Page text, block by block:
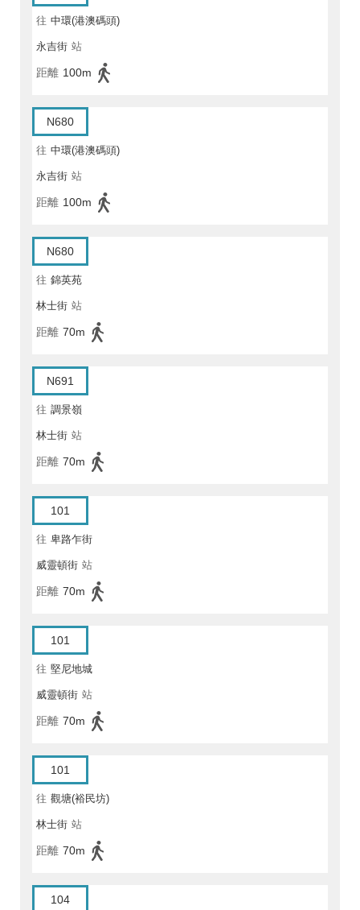
往 中環(港澳碼頭)
永吉街 站
距離 100m
N680
往 中環(港澳碼頭)
永吉街 站
距離 100m
N680
往 錦英苑
林士街 站
距離 70m
N691
往 調景嶺
林士街 站
距離 70m
101
往 卑路乍街
威靈頓街 站
距離 70m
101
往 堅尼地城
威靈頓街 站
距離 70m
101
往 觀塘(裕民坊)
林士街 站
距離 70m
104